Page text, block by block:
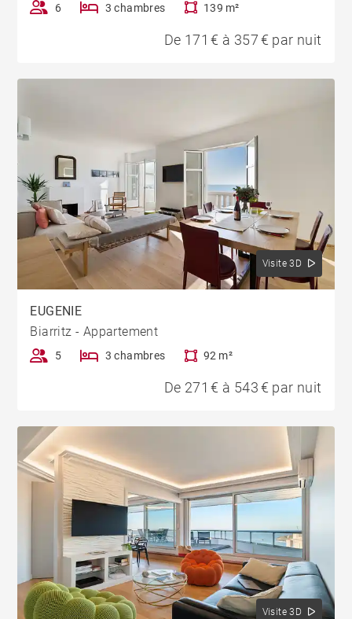
6 3 chambres 139 m²
De 171 € à 357 € par nuit
Visite 3D
EUGENIE
Biarritz - Appartement
5 3 chambres 92 m²
De 271 € à 543 € par nuit
Visite 3D